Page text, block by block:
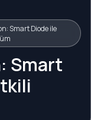
Smart Diode ile
Smart